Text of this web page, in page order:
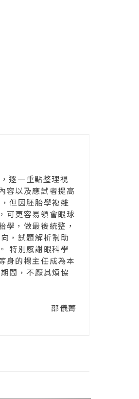
逐一重點整理視
容以及應試者提高
但因胚胎學複雜
可更容易領會眼球
，做最後統整，
，試題解析幫助
特別感謝眼科學
身的楊主任成為本
間，不厭其煩協
邵儀菁